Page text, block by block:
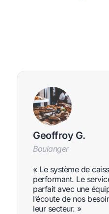
Geoffroy G.
Boulanger
« Le système de
performant. Le
parfait avec une
l’écoute de nos
leur secteur. »